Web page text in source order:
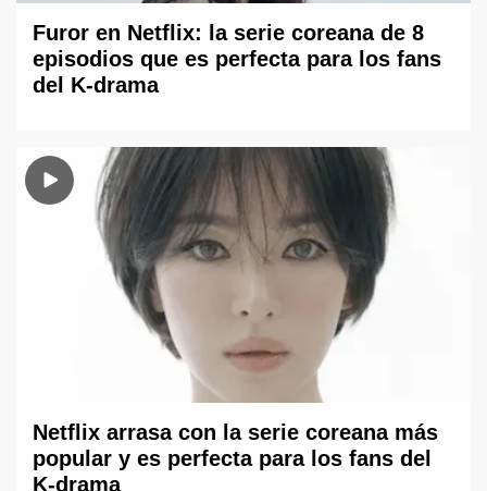
Furor en Netflix: la serie coreana de 8
episodios que es perfecta para los fans
del K-drama
Netflix arrasa con la serie coreana más
popular y es perfecta para los fans del
K-drama